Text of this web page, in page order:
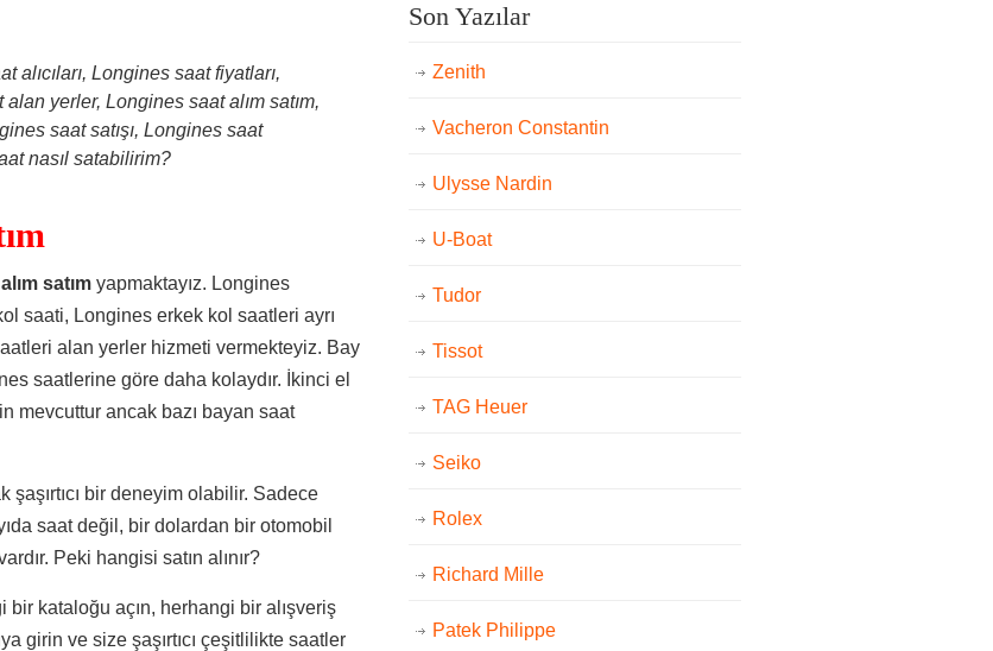
alıcıları, Longines saat fiyatları,
yerler, Longines saat alım satım,
saat satışı, Longines saat
nasıl satabilirim?
satım yapmaktayız. Longines
saati, Longines erkek kol saatleri ayrı
alan yerler hizmeti vermekteyiz. Bay
saatlerine göre daha kolaydır. İkinci el
mevcuttur ancak bazı bayan saat
şaşırtıcı bir deneyim olabilir. Sadece
saat değil, bir dolardan bir otomobil
Peki hangisi satın alınır?
kataloğu açın, herhangi bir alışveriş
girin ve size şaşırtıcı çeşitlilikte saatler
Son Yazılar
Zenith
Vacheron Constantin
Ulysse Nardin
U-Boat
Tudor
Tissot
TAG Heuer
Seiko
Rolex
Richard Mille
Patek Philippe